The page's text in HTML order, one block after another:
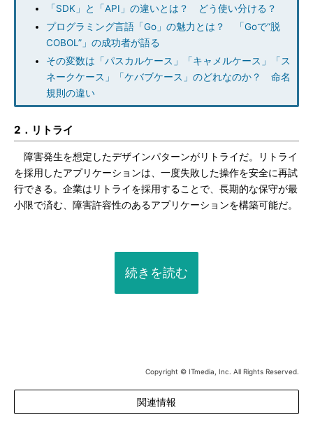
「SDK」と「API」の違いとは？ どう使い分ける？
プログラミング言語「Go」の魅力とは？ 「Goで“脱
COBOL”」の成功者が語る
その変数は「パスカルケース」「キャメルケース」「ス
ネークケース」「ケバブケース」のどれなのか？ 命名
規則の違い
2．リトライ
障害発生を想定したデザインパターンがリトライだ。リトライ
を採用したアプリケーションは、一度失敗した操作を安全に再試
行できる。企業はリトライを採用することで、長期的な保守が最
小限で済む、障害許容性のあるアプリケーションを構築可能だ。
続きを読む
Copyright © ITmedia, Inc. All Rights Reserved.
関連情報